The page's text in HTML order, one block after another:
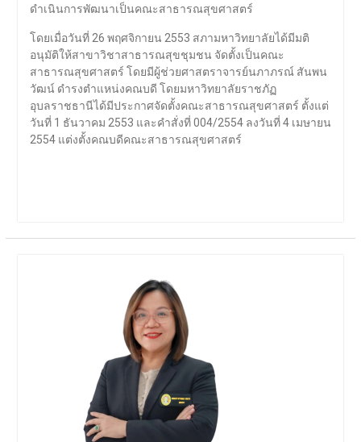
ดำเนินการพัฒนาเป็นคณะสาธารณสุขศาสตร์
โดยเมื่อวันที่ 26 พฤศจิกายน 2553 สภามหาวิทยาลัยได้มีมติ
อนุมัติให้สาขาวิชาสาธารณสุขชุมชน จัดตั้งเป็นคณะ
สาธารณสุขศาสตร์ โดยมีผู้ช่วยศาสตราจารย์นภาภรณ์ สันพน
วัฒน์ ดำรงตำแหน่งคณบดี โดยมหาวิทยาลัยราชภัฏ
อุบลราชธานีได้มีประกาศจัดตั้งคณะสาธารณสุขศาสตร์ ตั้งแต่
วันที่ 1 ธันวาคม 2553 และคำสั่งที่ 004/2554 ลงวันที่ 4 เมษายน
2554 แต่งตั้งคณบดีคณะสาธารณสุขศาสตร์